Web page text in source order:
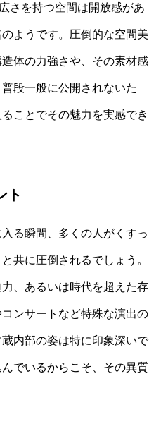
さを持つ空間は開放感があ
ようです。圧倒的な空間美
体の力強さや、その素材感
段一般に公開されないた
ことでその魅力を実感でき
ト
る瞬間、多くの人がくすっ
共に圧倒されるでしょう。
、あるいは時代を超えた存
ンサートなど特殊な演出の
内部の姿は特に印象深いで
でいるからこそ、その異質